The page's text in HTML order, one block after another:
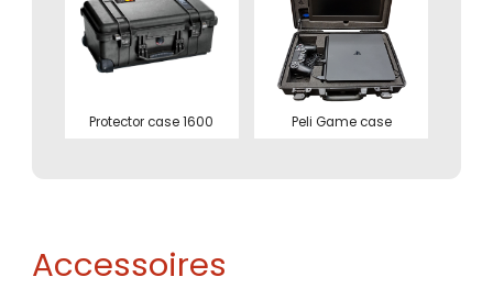
Protector case 1600 Peli Game case
Accessoires